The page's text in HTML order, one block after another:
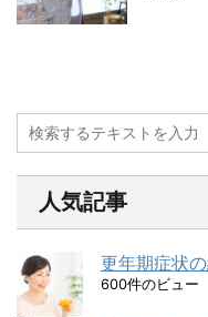
人気記事
更年期症状
600件のビュー